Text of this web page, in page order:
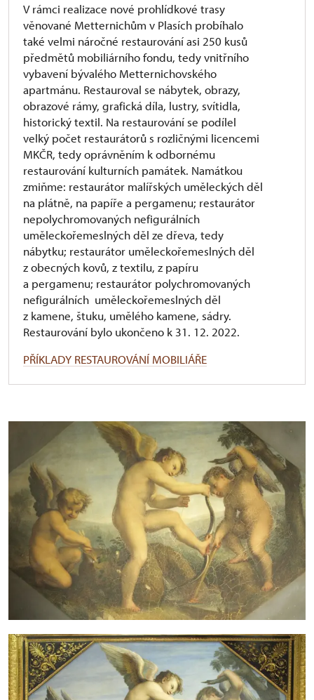
V rámci realizace nové prohlídkové trasy
věnované Metternichům v Plasích probíhalo
také velmi náročné restaurování asi 250 kusů
předmětů mobiliárního fondu, tedy vnitřního
vybavení bývalého Metternichovského
apartmánu. Restauroval se nábytek, obrazy,
obrazové rámy, grafická díla, lustry, svítidla,
historický textil. Na restaurování se podílel
velký počet restaurátorů s rozličnými licencemi
MKČR, tedy oprávněním k odbornému
restaurování kulturních památek. Namátkou
zmiňme: restaurátor malířských uměleckých děl
na plátně, na papíře a pergamenu; restaurátor
nepolychromovaných nefigurálních
uměleckořemeslných děl ze dřeva, tedy
nábytku; restaurátor uměleckořemeslných děl
z obecných kovů, z textilu, z papíru
a pergamenu; restaurátor polychromovaných
nefigurálních uměleckořemeslných děl
z kamene, štuku, umělého kamene, sádry.
Restaurování bylo ukončeno k 31. 12. 2022.
PŘÍKLADY RESTAUROVÁNÍ MOBILIÁŘE